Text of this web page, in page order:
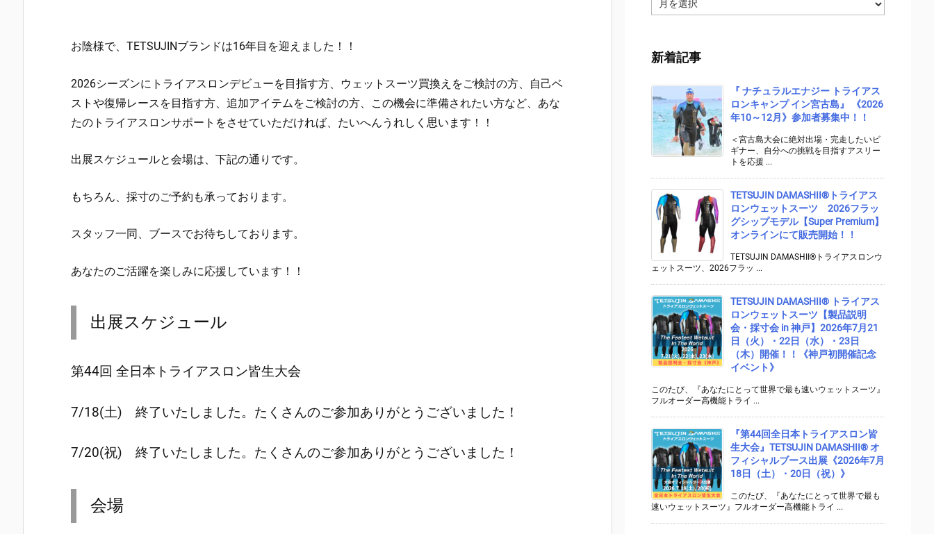
お陰様で、TETSUJINブランドは16年目を迎えました！！
2026シーズンにトライアスロンデビューを目指す方、ウェットスーツ買換えをご検討の方、自己ベ
ストや復帰レースを目指す方、追加アイテムをご検討の方、この機会に準備されたい方など、あな
たのトライアスロンサポートをさせていただければ、たいへんうれしく思います！！
出展スケジュールと会場は、下記の通りです。
もちろん、採寸のご予約も承っております。
スタッフ一同、ブースでお待ちしております。
あなたのご活躍を楽しみに応援しています！！
出展スケジュール
第44回 全日本トライアスロン皆生大会
7/18(土) 終了いたしました。たくさんのご参加ありがとうございました！
7/20(祝) 終了いたしました。たくさんのご参加ありがとうございました！
会場
ー
ブ
新着記事
『 ナチュラルエナジー トライアス
ロンキャンプ イン宮古島』 《2026
年10～12月》参加者募集中！！
＜宮古島大会に絶対出場・完走したいビ
ギナー、自分への挑戦を目指すアスリー
トを応援 ...
TETSUJIN DAMASHII®︎トライアス
ロンウェットスーツ 2026フラッ
グシップモデル【Super Premium】
オンラインにて販売開始！！
TETSUJIN DAMASHII®トライアスロンウ
ェットスーツ、2026フラッ ...
TETSUJIN DAMASHII® トライアス
ロンウェットスーツ【製品説明
会・採寸会 in 神戸】2026年7月21
日（火）・22日（水）・23日
（木）開催！！《神戸初開催記念
イベント》
このたび、『あなたにとって世界で最も速いウェットスーツ』
フルオーダー高機能トライ ...
『第44回全日本トライアスロン皆
生大会』TETSUJIN DAMASHII® オ
フィシャルブース出展《2026年7月
18日（土）・20日（祝）》
このたび、『あなたにとって世界で最も
速いウェットスーツ』フルオーダー高機能トライ ...